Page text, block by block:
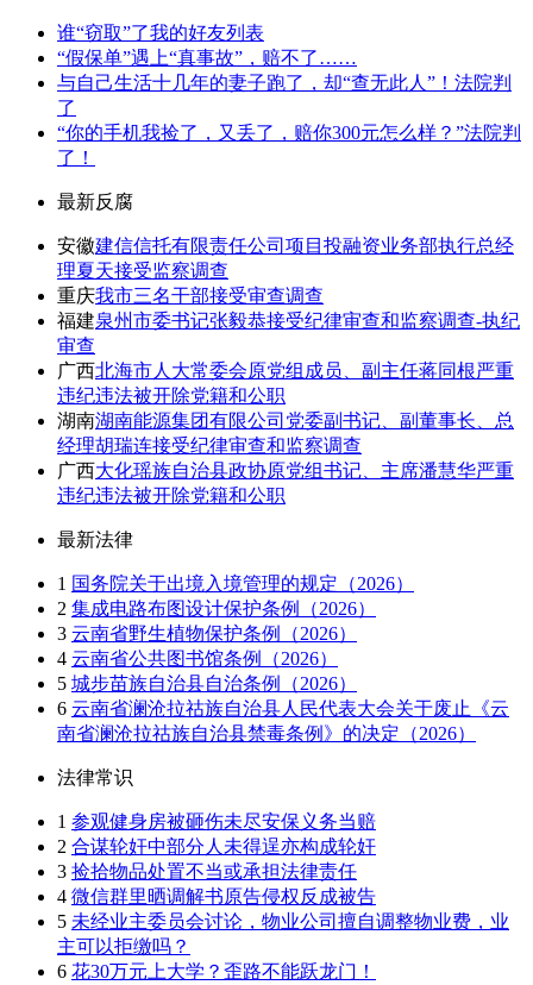
谁“窃取”了我的好友列表
“假保单”遇上“真事故”，赔不了……
与自己生活十几年的妻子跑了，却“查无此人”！法院判
了
“你的手机我捡了，又丢了，赔你300元怎么样？”法院判
了！
最新反腐
安徽建信信托有限责任公司项目投融资业务部执行总经
理夏天接受监察调查
重庆我市三名干部接受审查调查
福建泉州市委书记张毅恭接受纪律审查和监察调查-执纪
审查
广西北海市人大常委会原党组成员、副主任蒋同根严重
违纪违法被开除党籍和公职
湖南湖南能源集团有限公司党委副书记、副董事长、总
经理胡瑞连接受纪律审查和监察调查
广西大化瑶族自治县政协原党组书记、主席潘慧华严重
违纪违法被开除党籍和公职
最新法律
1 国务院关于出境入境管理的规定（2026）
2 集成电路布图设计保护条例（2026）
3 云南省野生植物保护条例（2026）
4 云南省公共图书馆条例（2026）
5 城步苗族自治县自治条例（2026）
6 云南省澜沧拉祜族自治县人民代表大会关于废止《云
南省澜沧拉祜族自治县禁毒条例》的决定（2026）
法律常识
1 参观健身房被砸伤未尽安保义务当赔
2 合谋轮奸中部分人未得逞亦构成轮奸
3 捡拾物品处置不当或承担法律责任
4 微信群里晒调解书原告侵权反成被告
5 未经业主委员会讨论，物业公司擅自调整物业费，业
主可以拒缴吗？
6 花30万元上大学？歪路不能跃龙门！